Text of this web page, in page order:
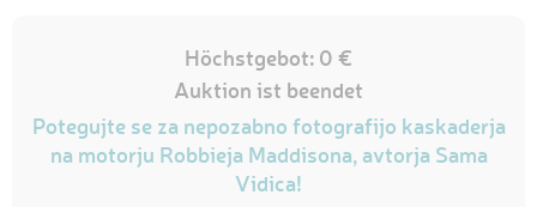
Höchstgebot: 0 €
Auktion ist beendet
Potegujte se za nepozabno fotografijo kaskaderja
na motorju Robbieja Maddisona, avtorja Sama
Vidica!